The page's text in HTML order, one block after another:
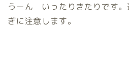
うーん いったりきたりです。
ぎに注意します。